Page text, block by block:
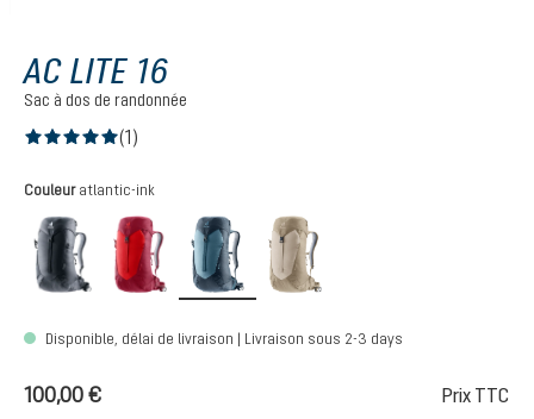
AC LITE 16
Sac à dos de randonnée
(1)
Sélectionnez
Couleur atlantic-ink
black cherry-masalaatlantic-ink
Disponible, délai de livraison | Livraison sous 2-3 days
100,00 € Prix TTC